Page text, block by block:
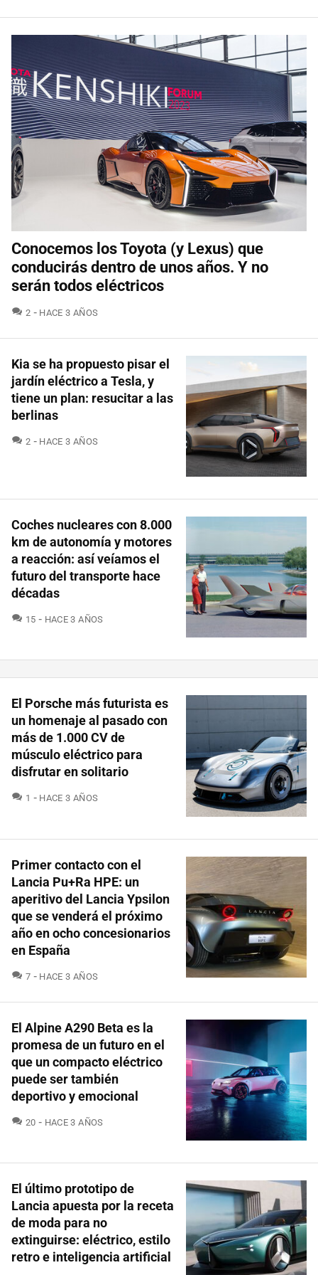
Conocemos los Toyota (y Lexus) que
conducirás dentro de unos años. Y no
serán todos eléctricos
2 COMENTARIOS
HACE 3 AÑOS
Kia se ha propuesto pisar el
jardín eléctrico a Tesla, y
tiene un plan: resucitar a las
berlinas
2 COMENTARIOS
HACE 3 AÑOS
Coches nucleares con 8.000
km de autonomía y motores
a reacción: así veíamos el
futuro del transporte hace
décadas
15 COMENTARIOS
HACE 3 AÑOS
El Porsche más futurista es
un homenaje al pasado con
más de 1.000 CV de
músculo eléctrico para
disfrutar en solitario
1 COMENTARIOS
HACE 3 AÑOS
Primer contacto con el
Lancia Pu+Ra HPE: un
aperitivo del Lancia Ypsilon
que se venderá el próximo
año en ocho concesionarios
en España
7 COMENTARIOS
HACE 3 AÑOS
El Alpine A290 Beta es la
promesa de un futuro en el
que un compacto eléctrico
puede ser también
deportivo y emocional
20 COMENTARIOS
HACE 3 AÑOS
El último prototipo de
Lancia apuesta por la receta
de moda para no
extinguirse: eléctrico, estilo
retro e inteligencia artificial